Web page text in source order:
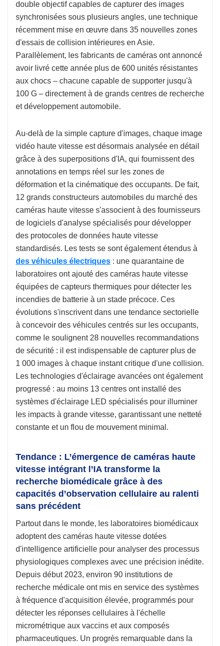
double objectif capables de capturer des images
synchronisées sous plusieurs angles, une technique
récemment mise en œuvre dans 35 nouvelles zones
d'essais de collision intérieures en Asie.
Parallèlement, les fabricants de caméras ont annoncé
avoir livré cette année plus de 600 unités résistantes
aux chocs – chacune capable de supporter jusqu'à
100 G – directement à de grands centres de recherche
et développement automobile.
Au-delà de la simple capture d'images, chaque image
vidéo haute vitesse est désormais analysée en détail
grâce à des superpositions d'IA, qui fournissent des
annotations en temps réel sur les zones de
déformation et la cinématique des occupants. De fait,
12 grands constructeurs automobiles du marché des
caméras haute vitesse s'associent à des fournisseurs
de logiciels d'analyse spécialisés pour développer
des protocoles de données haute vitesse
standardisés. Les tests se sont également étendus à
des véhicules électriques : une quarantaine de
laboratoires ont ajouté des caméras haute vitesse
équipées de capteurs thermiques pour détecter les
incendies de batterie à un stade précoce. Ces
évolutions s'inscrivent dans une tendance sectorielle
à concevoir des véhicules centrés sur les occupants,
comme le soulignent 28 nouvelles recommandations
de sécurité : il est indispensable de capturer plus de
1 000 images à chaque instant critique d'une collision.
Les technologies d'éclairage avancées ont également
progressé : au moins 13 centres ont installé des
systèmes d'éclairage LED spécialisés pour illuminer
les impacts à grande vitesse, garantissant une netteté
constante et un flou de mouvement minimal.
Tendance : L’émergence de caméras haute
vitesse intégrant l’IA transforme la
recherche biomédicale grâce à des
capacités d’observation cellulaire au ralenti
sans précédent
Partout dans le monde, les laboratoires biomédicaux
adoptent des caméras haute vitesse dotées
d'intelligence artificielle pour analyser des processus
physiologiques complexes avec une précision inédite.
Depuis début 2023, environ 90 institutions de
recherche médicale ont mis en service des systèmes
à fréquence d'acquisition élevée, programmés pour
détecter les réponses cellulaires à l'échelle
micrométrique aux vaccins et aux composés
pharmaceutiques. Un progrès remarquable dans la